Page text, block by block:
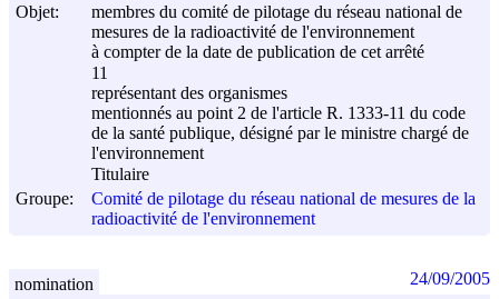
Objet:
membres du comité de pilotage du réseau national de
mesures de la radioactivité de l'environnement
à compter de la date de publication de cet arrêté
11
représentant des organismes
mentionnés au point 2 de l'article R. 1333-11 du code
de la santé publique, désigné par le ministre chargé de
l'environnement
Titulaire
Groupe:
Comité de pilotage du réseau national de mesures de la
radioactivité de l'environnement
nomination 24/09/2005